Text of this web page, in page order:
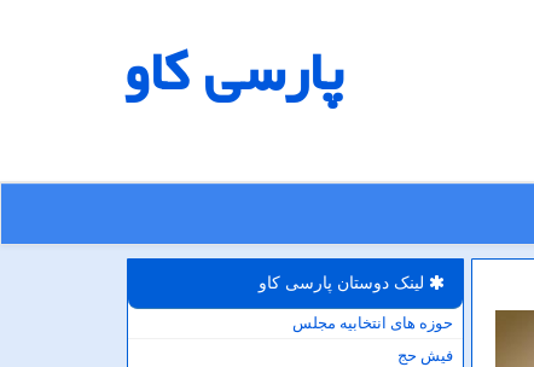
پارسی كاو
لینک دوستان پارسی كاو
حوزه های انتخابیه مجلس
فیش حج